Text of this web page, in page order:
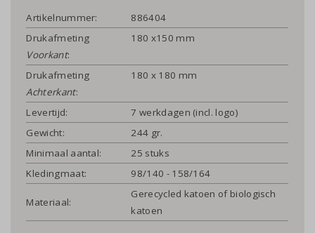
Artikelnummer:
886404
Drukafmeting
Voorkant:
180 x150 mm
Drukafmeting
Achterkant:
180 x 180 mm
Levertijd:
7 werkdagen (incl. logo)
Gewicht:
244 gr.
Minimaal aantal:
25 stuks
Kledingmaat:
98/140 - 158/164
Materiaal:
Gerecycled katoen of biologisch
katoen